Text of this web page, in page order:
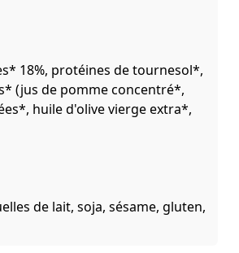
18%, protéines de tournesol*,
(jus de pomme concentré*,
huile d'olive vierge extra*,
de lait, soja, sésame, gluten,